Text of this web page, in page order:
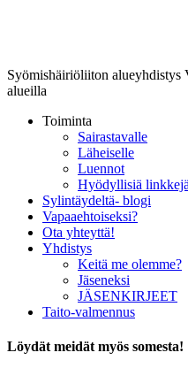
Syömishäiriöliiton alueyhdistys
alueilla
Toiminta
Sairastavalle
Läheiselle
Luennot
Hyödyllisiä
Sylintäydeltä- blogi
Vapaaehtoiseksi?
Ota yhteyttä!
Yhdistys
Keitä me olemme?
Jäseneksi
JÄSENKIRJEET
Taito-valmennus
Löydät meidät myös somesta!